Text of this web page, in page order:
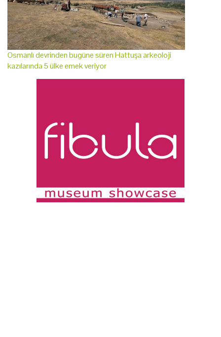
Osmanlı devrinden bugüne süren Hattuşa arkeoloji
kazılarında 5 ülke emek veriyor